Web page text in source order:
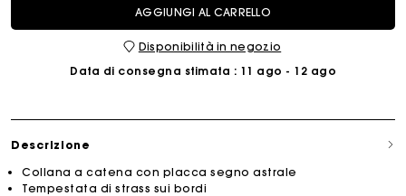
AGGIUNGI AL CARRELLO
Disponibilità in negozio
Data di consegna stimata : 11 ago - 12 ago
Descrizione
Collana a catena con placca segno astrale
Tempestata di strass sui bordi